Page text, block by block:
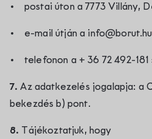
postai úton a 7773 Villány,
e-mail útján a
telefonon a + 36 72 492-181
7. Az adatkezelés jogalapja: a
bekezdés b) pont.
8. Tájékoztatjuk, hogy